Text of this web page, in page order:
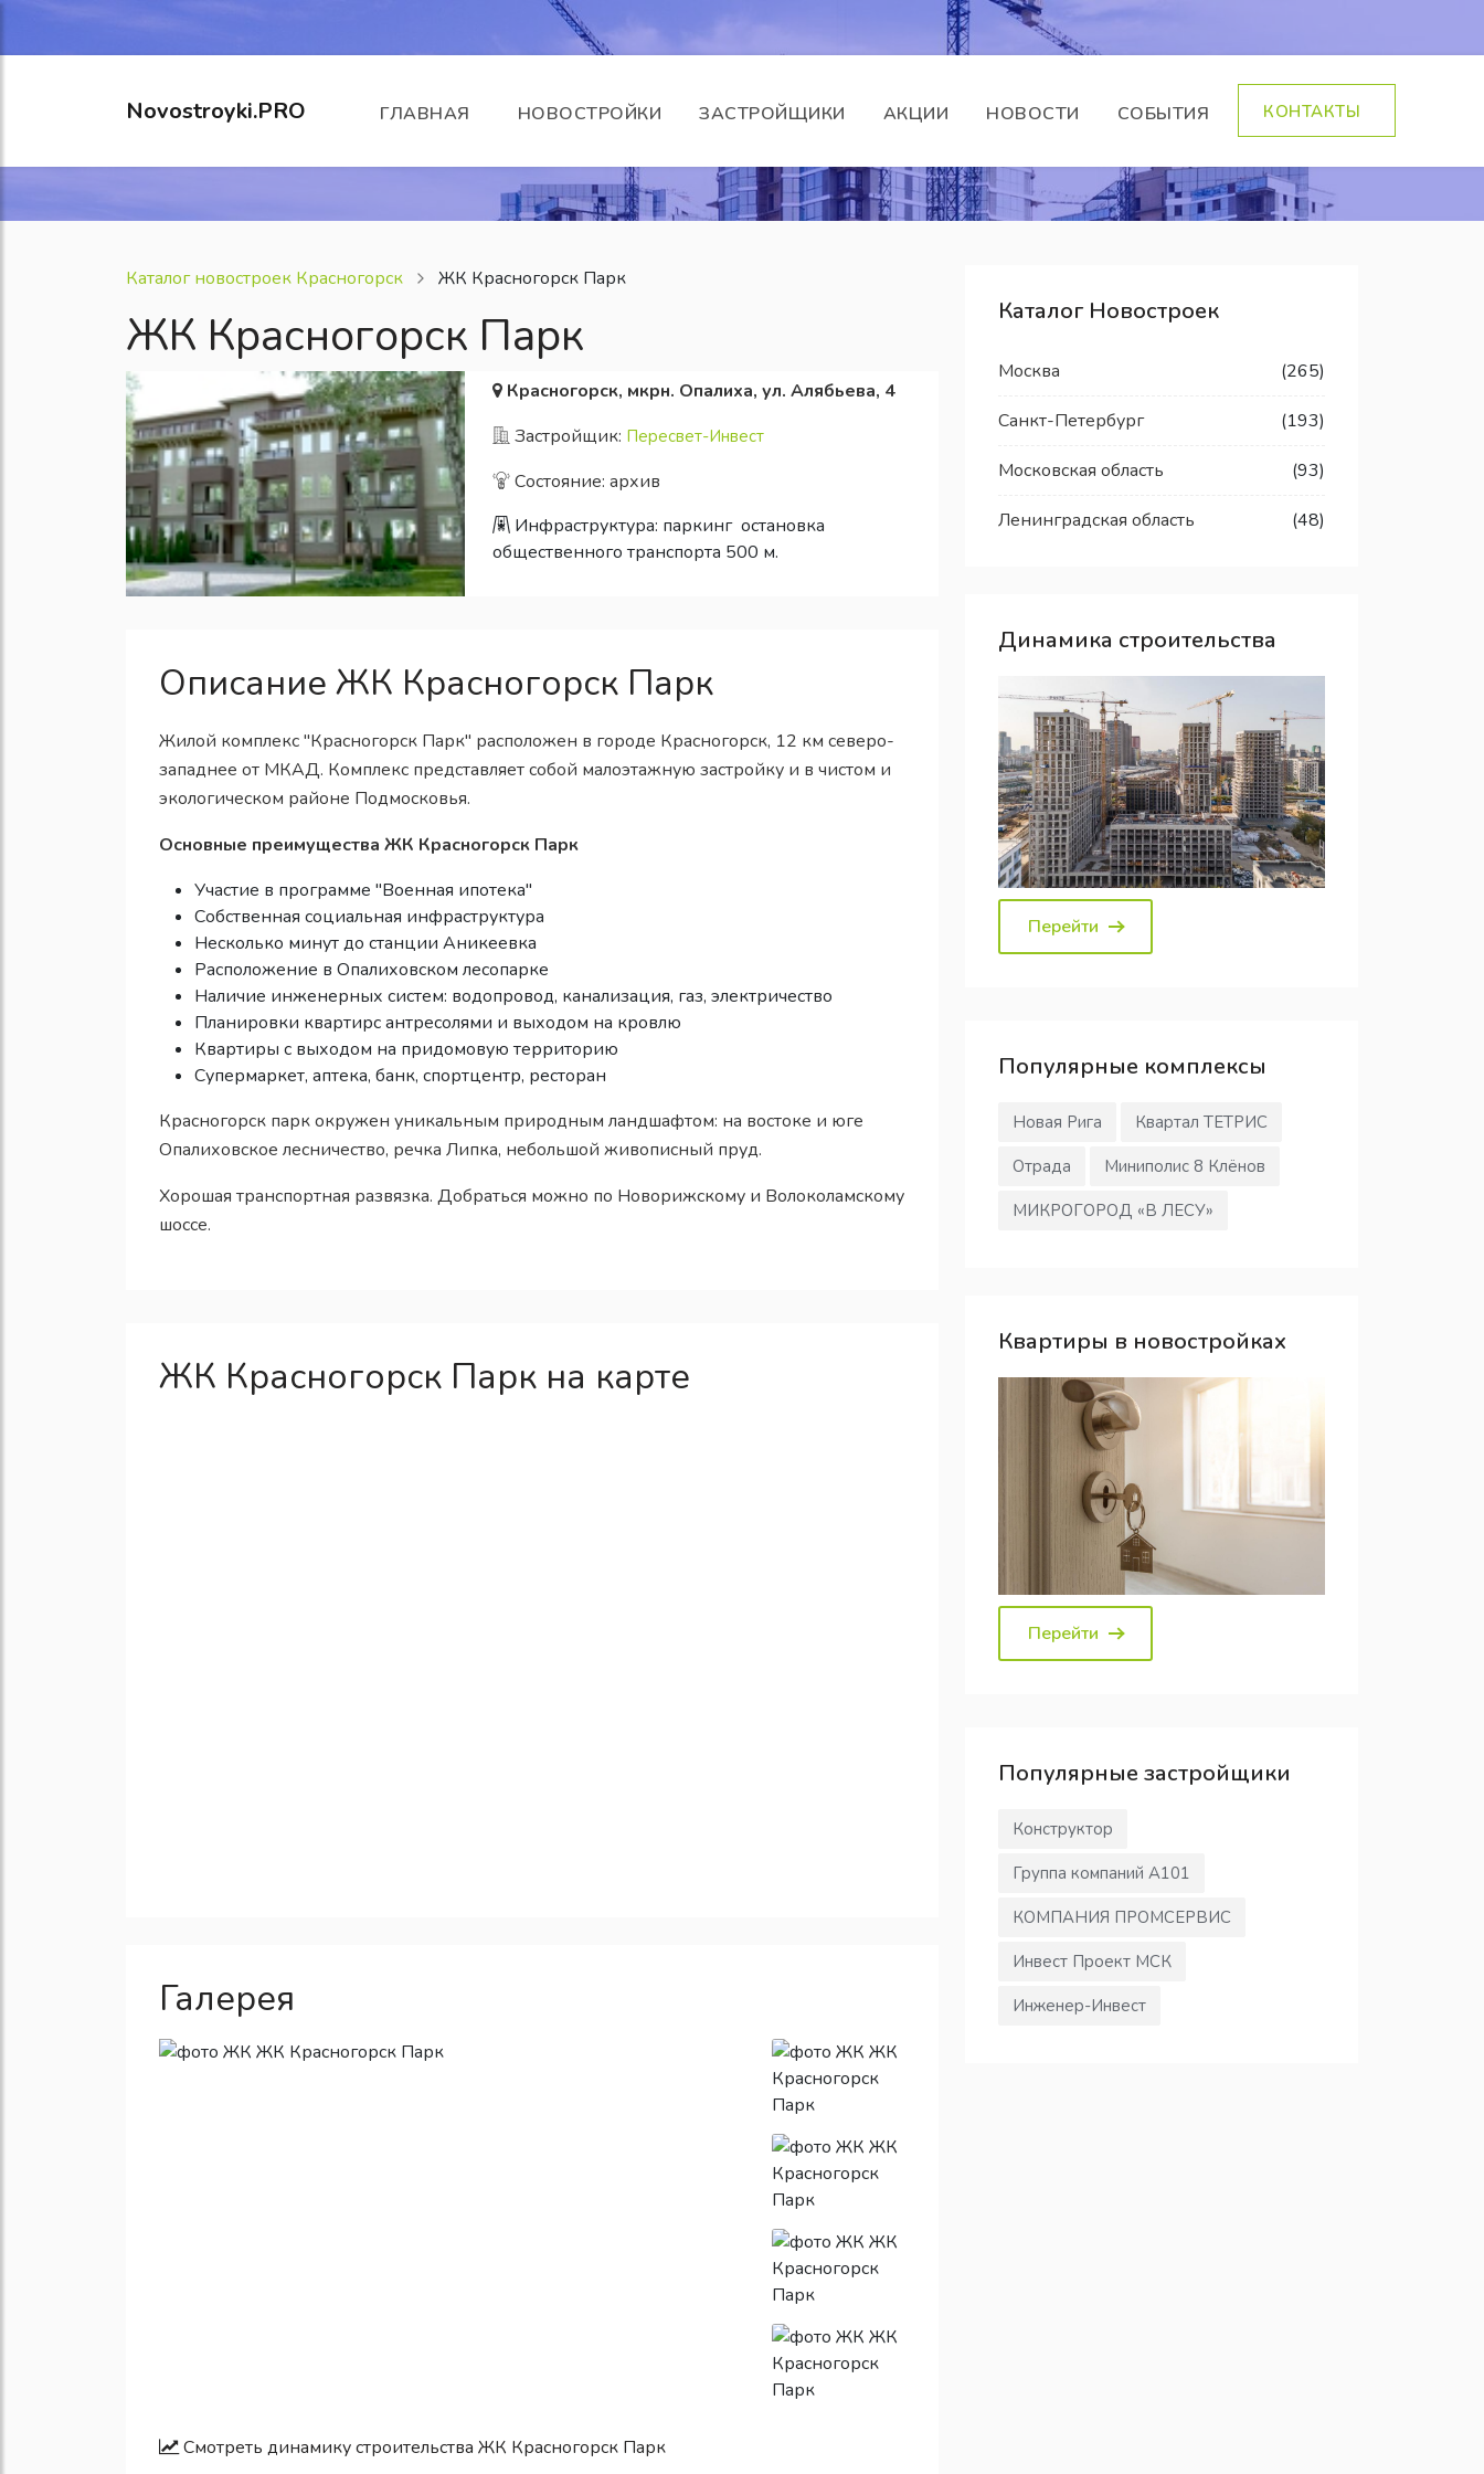
Novostroyki.PRO ГЛАВНАЯ НОВОСТРОЙКИ ЗАСТРОЙЩИКИ АКЦИИ НОВОСТИ СОБЫТИЯ КОНТАКТЫ
Каталог новостроек Красногорск ЖК Красногорск Парк
ЖК Красногорск Парк
Красногорск, мкрн. Опалиха, ул. Алябьева, 4
Застройщик: Пересвет-Инвест
Состояние: архив
Инфраструктура: паркинг остановка
общественного транспорта 500 м.
Описание ЖК Красногорск Парк
Жилой комплекс "Красногорск Парк" расположен в городе Красногорск, 12 км северо-
западнее от МКАД. Комплекс представляет собой малоэтажную застройку и в чистом и
экологическом районе Подмосковья.
Основные преимущества ЖК Красногорск Парк
Участие в программе "Военная ипотека"
Собственная социальная инфраструктура
Несколько минут до станции Аникеевка
Расположение в Опалиховском лесопарке
Наличие инженерных систем: водопровод, канализация, газ, электричество
Планировки квартирс антресолями и выходом на кровлю
Квартиры с выходом на придомовую территорию
Супермаркет, аптека, банк, спортцентр, ресторан
Красногорск парк окружен уникальным природным ландшафтом: на востоке и юге
Опалиховское лесничество, речка Липка, небольшой живописный пруд.
Хорошая транспортная развязка. Добраться можно по Новорижскому и Волоколамскому
шоссе.
ЖК Красногорск Парк на карте
Галерея
Смотреть динамику строительства ЖК Красногорск Парк
Каталог Новостроек
Москва (265)
Санкт-Петербург (193)
Московская область (93)
Ленинградская область (48)
Динамика строительства
Перейти
Популярные комплексы
Новая Рига
Квартал ТЕТРИС
Отрада
Миниполис 8 Клёнов
МИКРОГОРОД «В ЛЕСУ»
Квартиры в новостройках
Перейти
Популярные застройщики
Конструктор
Группа компаний А101
КОМПАНИЯ ПРОМСЕРВИС
Инвест Проект МСК
Инженер-Инвест